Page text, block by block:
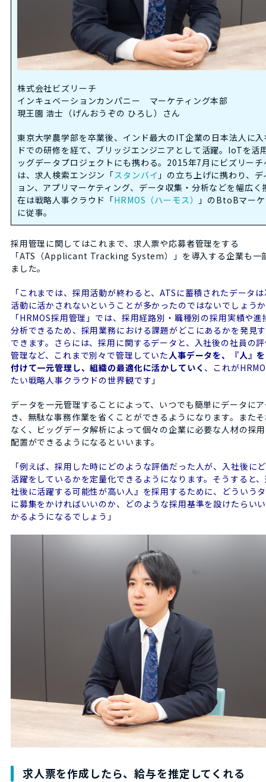
株式会社ビズリーチ
インキュベーションカンパニー マーケティング本部
現王園 浩士（げんおうぞの ひろし）さん
東京大学農学部を卒業後、インド最大のIT企業の日本法人に
ドでの研修を経て、ブリッジエンジニアとして活躍。IoTを活
ッグデータプロジェクトにも携わる。2015年7月にビズリー
は、求人検索エンジン「スタンバイ 」の立ち上げに携わり、
ョン、アプリマーケティング、データ収集・分析などを幅広く
在は戦略人事クラウド「HRMOS（ハーモス）
」のBtoBマー
に従事。
採用管理に関してはこれまで、求人票や応募者管理をする
「ATS（Applicant Tracking System）」を導入する企業も一
ました。
「これまでは、採用活動が終わると、ATSに蓄積されたデータ
活動に活かされないということが多かったのではないでしょう
「HRMOS採用管理」では、採用経路別・職種別の採用実績や
分析できるため、採用業務における課題がどこにあるかを発見
できます。さらには、採用に関するデータと、入社後の社員の
管理など、これまで別々で管理していた人事データを、『人』
付けて一元管理し、組織の最適化に活かしていく 、これが
たい戦略人事クラウドの世界観です」
データを一元管理することによって、いつでも簡単にデータに
き、無駄な事務作業を省くことができるようになります。また
なく、ビッグデータ解析によって個々の企業に必要な人材の採
配置ができるようになるといいます。
「例えば、採用した時にどのような評価だった人が、入社後に
活躍をしているかを定量化できるようになります。そうすると
社後に活躍する可能性が高い人』を採用するために、どういう
に募集をかければいいのか、どのような採用基準を設けたらい
かるようになるでしょう」
求人票を作成したら、給与を推定してくれる